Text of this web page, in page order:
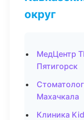
округ
МедЦентр
Пятигорск
Махачкала
Клиника